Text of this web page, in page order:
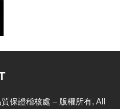
保證稽核處 – 版權所有, All